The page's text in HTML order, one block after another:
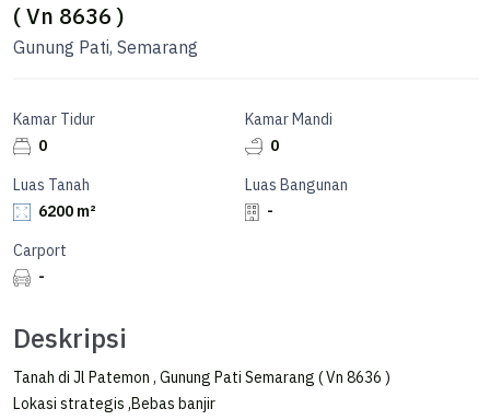
( Vn 8636 )
Gunung Pati, Semarang
Kamar Tidur
0
Kamar Mandi
0
Luas Tanah
6200 m²
Luas Bangunan
-
Carport
-
Deskripsi
Tanah di Jl Patemon , Gunung Pati Semarang ( Vn 8636 )
Lokasi strategis ,Bebas banjir